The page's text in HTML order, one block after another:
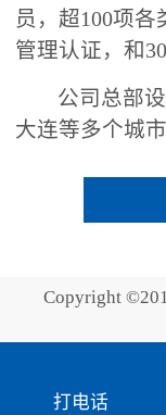
员，超100项各
管理认证，和
公司总部
大连等多个城
Copyright
打电话